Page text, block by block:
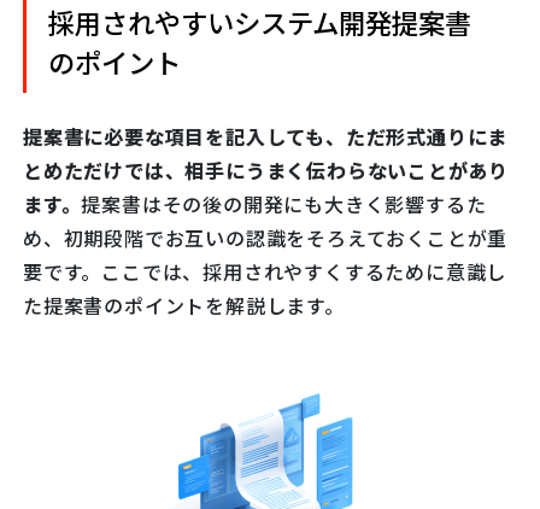
採用されやすいシステム開発提案書
のポイント
提案書に必要な項目を記入しても、ただ形式通りにま
とめただけでは、相手にうまく伝わらないことがあり
ます。提案書はその後の開発にも大きく影響するた
め、初期段階でお互いの認識をそろえておくことが重
要です。ここでは、採用されやすくするために意識し
た提案書のポイントを解説します。